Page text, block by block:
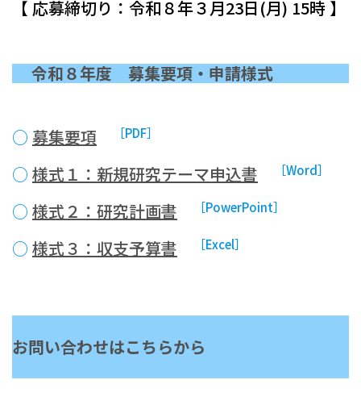
【 応募締切り：令和８年３月23日(月) 15時 】
令和８年度 募集要項・申請様式
○ 募集要項 ［PDF］
○ 様式１：新規研究テーマ申込書 ［Word］
○ 様式２：研究計画書 ［PowerPoint］
○ 様式３：収支予算書 ［Excel］
お問い合わせはこちらから